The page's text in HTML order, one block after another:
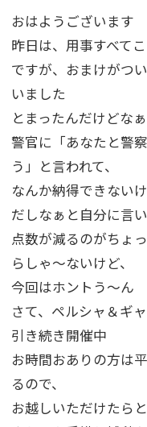
おはようございます
昨日は、用事すべて
ですが、おまけがつ
いました
とまったんだけどな
警官に「あなたと警
う」と言われて、
なんか納得できない
だしなぁと自分に言
点数が減るのがちょ
らしゃ～ないけど、
今回はホントう～
さて、ペルシャ＆ギ
引き続き開催中
お時間おありの方は
るので、
お越しいただけたら